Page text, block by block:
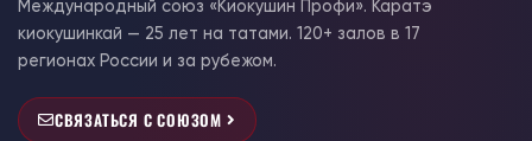
Международный союз «Киокушин Профи». Каратэ
киокушинкай — 25 лет на татами. 120+ залов в 17
регионах России и за рубежом.
СВЯЗАТЬСЯ С СОЮЗОМ